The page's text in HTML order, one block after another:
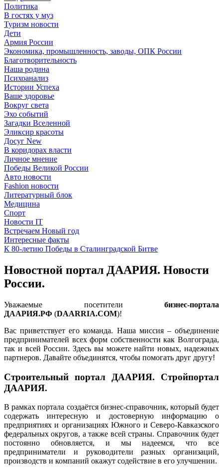
Политика
В гостях у муз
Туризм новости
Дети
Армия России
Экономика, промышленность, заводы, ОПК России
Благотворительность
Наша родина
Психоанализ
Истории Успеха
Ваше здоровье
Вокруг света
Эхо событий
Загадки Вселенной
Эликсир красоты
Досуг New
В коридорах власти
Личное мнение
Победы Великой России
Авто новости
Fashion новости
Литературный блок
Медицина
Спорт
Новости IT
Встречаем Новый год
Интересные факты
К 80-летию Победы в Сталинградской Битве
Новостной портал ДААРИЯ. Новости
России.
Уважаемые посетители бизнес-портала
ДААРИЯ.РФ (DAARRIA.COM)!
Вас приветствует его команда. Наша миссия – объединение
предпринимателей всех форм собственности как Волгограда,
так и всей России. Здесь вы можете найти новых, надежных
партнеров. Давайте объединятся, чтобы помогать друг другу!
Строительный портал ДААРИЯ. Стройпортал
ДААРИЯ.
В рамках портала создаётся бизнес-справочник, который будет
содержать интересную и достоверную информацию о
предприятиях и организациях Южного и Северо-Кавказского
федеральных округов, а также всей страны. Справочник будет
постоянно обновляется, и мы надеемся, что все
предприниматели и руководители разных организаций,
производств и компаний окажут содействие в его улучшении.